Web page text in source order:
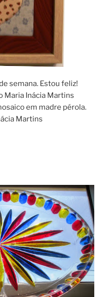
semana. Estou feliz!
Maria Inácia Martins
em madre pérola.
Martins